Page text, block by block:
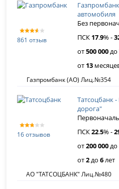
861 отзыв
автомобиля
Без
ПСК 17.9% -
от500 000до
от 13
Газпромбанк (АО) Лиц.№354
16 отзывов
Татсоцбанк
дорога"
ПСК22.5% -
от200 000до
от2до6лет
АО "ТАТСОЦБАНК" Лиц.№480